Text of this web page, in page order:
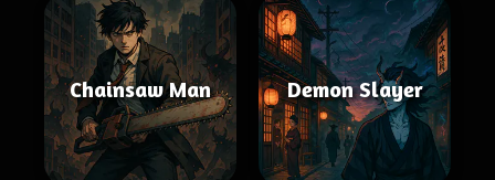
Chainsaw Man Demon Slayer